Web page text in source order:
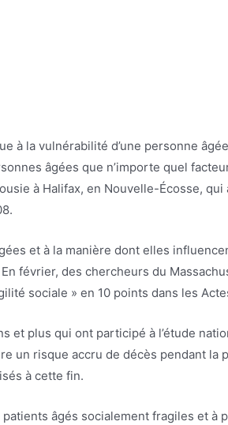
à la vulnérabilité d’une personne
âgées que n’importe quel
à Halifax, en Nouvelle-Écosse,
et à la manière dont elles
février, des chercheurs du
sociale » en 10 points dans les
et plus qui ont participé à l’étude
un risque accru de décès pendant la
à cette fin.
âgés socialement fragiles et à